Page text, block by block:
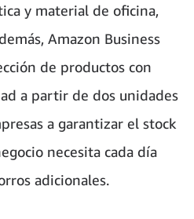
y material de oficina,
Amazon Business
de productos con
a partir de dos unidades
a garantizar el stock
necesita cada día
adicionales.